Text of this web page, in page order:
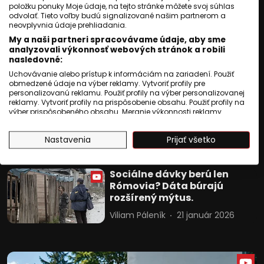
Ivan Hriczko 28 apríl 2026
Ivan Hriczko: Medzinárodný
deň Rómov - medzi
symbolikou a realitou
Ivan Hriczko 08 apríl 2026
Ivan Hriczko: Kam sme sa
rómskeho divadla?
Ivan Hriczko 04 marec 2026
Sociálne dávky berú len
Rómovia? Dáta búrajú
rozšírený mýtus.
Viliam Páleník 21 január 2026
položku ponuky Moje údaje, na tejto stránke môžete svoj súhlas
odvolať. Tieto voľby budú signalizované našim partnerom a
neovplyvnia údaje prehliadania.
My a naši partneri spracovávame údaje, aby sme
analyzovali výkonnosť webových stránok a robili
nasledovné:
Uchovávanie alebo prístup k informáciám na zariadení. Použiť
obmedzené údaje na výber reklamy. Vytvoriť profily pre
personalizovanú reklamu. Použiť profily na výber personalizovanej
reklamy. Vytvoriť profily na prispôsobenie obsahu. Použiť profily na
výber prispôsobeného obsahu. Meranie výkonnosti reklamy.
štatistík alebo spájania údajov z rôznych zdrojov. Vývoj a
zlepšovanie služieb. Použitie obmedzených údajov na výber
obsahu.
USA.
Váš súhlas a zásady používania cookie sa vzťahujú výlučne na
túto webovú stránku/aplikáciu.
Zobraziť zoznam partnerov (1010 predajcovia IAB)
Vaše údaje používame na nasledujúce účely:
Uchovávanie alebo prístup k
Nastavenia Prijať všetko